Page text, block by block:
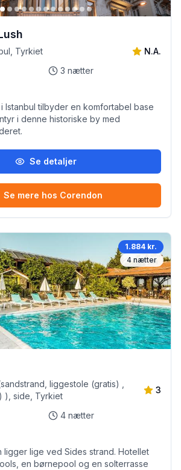
Tyrkiet
N.A.
3 nætter
Istanbul tilbyder en komfortabel base
i denne historiske by med
Se detaljer
Se mere hos Corendon
1.884 kr.
4 nætter
liggestole (gratis) ,
), side, Tyrkiet
3
4 nætter
ligger lige ved Sides strand. Hotellet
en børnepool og en solterrasse